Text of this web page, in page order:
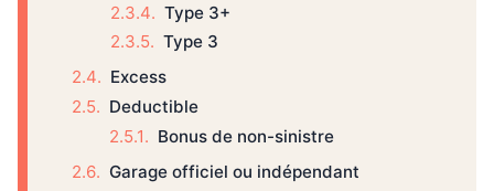
Type 3+
Type 3
Excess
Deductible
Bonus de non-sinistre
Garage officiel ou indépendant